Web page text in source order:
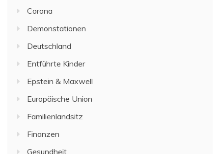
Corona
Demonstationen
Deutschland
Entführte Kinder
Epstein & Maxwell
Europäische Union
Familienlandsitz
Finanzen
Gesundheit